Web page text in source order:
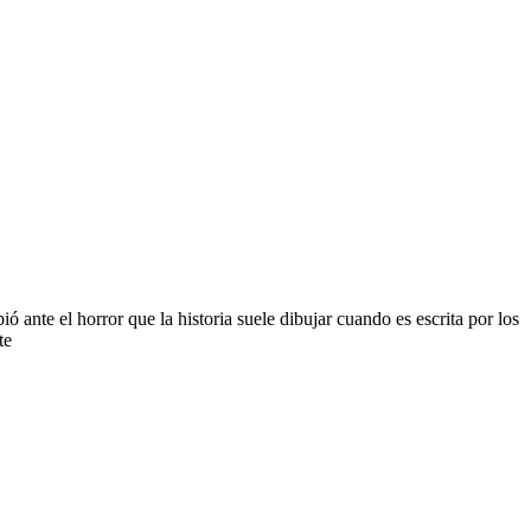
ante el horror que la historia suele dibujar cuando es escrita por los